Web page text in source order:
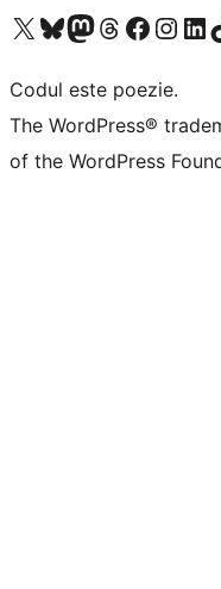
Mergi la contul nostru X (fost Twitter)
Vizitează contul nostru Bluesky
Vizitează contul nostru Mastodon
Vizitează contul nostru Threads
Vizitează pagina
Vizitează-
Codul este poezie.
The WordPress®
of the WordPress